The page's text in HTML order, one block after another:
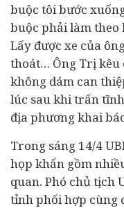
buộc tôi bước
buộc phải làm theo
Lấy được xe của
thoát… Ông Trị kêu
không dám can
lúc sau khi trấn
địa phương khai
Trong sáng 14/4
họp khẩn gồm
quan. Phó chủ tịch
tỉnh phối hợp cùng